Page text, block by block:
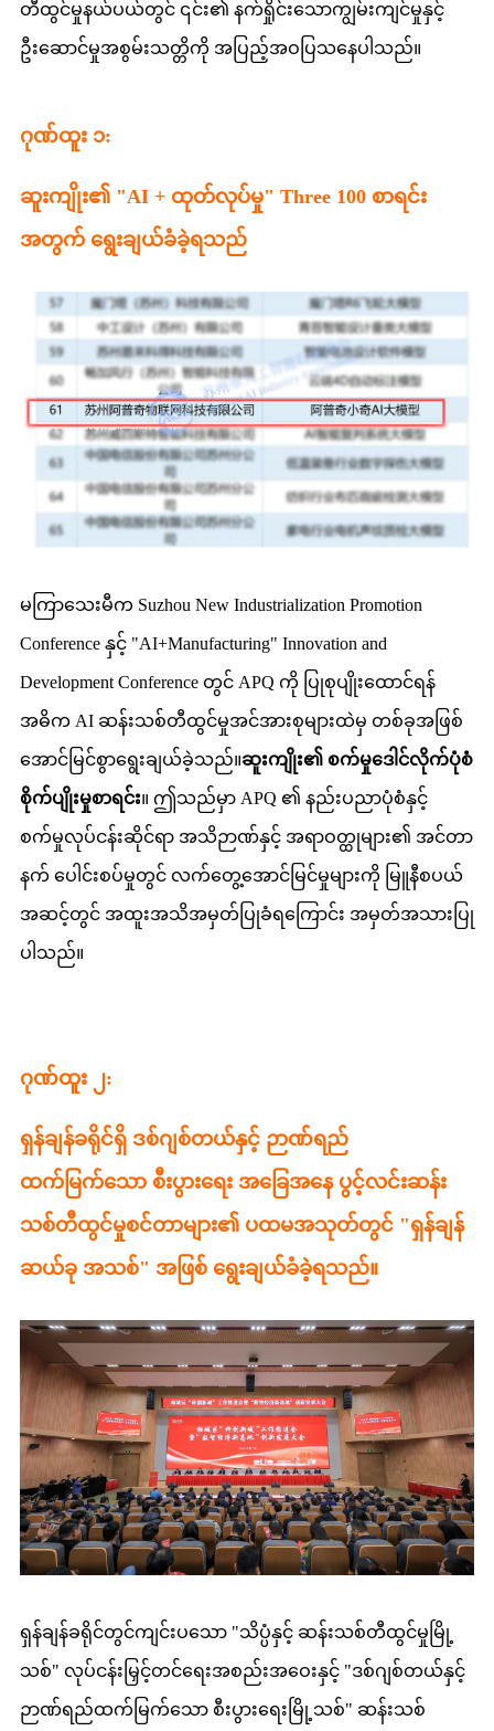
တီထွင်မှုနယ်ပယ်တွင် ၎င်း၏ နက်ရှိုင်းသောကျွမ်းကျင်မှုနှင့်
ဦးဆောင်မှုအစွမ်းသတ္တိကို အပြည့်အဝပြသနေပါသည်။
ဂုဏ်ထူး ၁:
ဆူးကျိုး၏ "AI + ထုတ်လုပ်မှု" Three 100 စာရင်း
အတွက် ရွေးချယ်ခံခဲ့ရသည်
မကြာသေးမီက Suzhou New Industrialization Promotion
Conference နှင့် "AI+Manufacturing" Innovation and
Development Conference တွင် APQ ကို ပြုစုပျိုးထောင်ရန်
အဓိက AI ဆန်းသစ်တီထွင်မှုအင်အားစုများထဲမှ တစ်ခုအဖြစ်
အောင်မြင်စွာရွေးချယ်ခဲ့သည်။ဆူးကျိုး၏ စက်မှုဒေါင်လိုက်ပုံစံ
စိုက်ပျိုးမှုစာရင်း။ ဤသည်မှာ APQ ၏ နည်းပညာပုံစံနှင့်
စက်မှုလုပ်ငန်းဆိုင်ရာ အသိဉာဏ်နှင့် အရာဝတ္ထုများ၏ အင်တာ
နက် ပေါင်းစပ်မှုတွင် လက်တွေ့အောင်မြင်မှုများကို မြူနီစပယ်
အဆင့်တွင် အထူးအသိအမှတ်ပြုခံရကြောင်း အမှတ်အသားပြု
ပါသည်။
ဂုဏ်ထူး ၂:
ရှန်ချန်ခရိုင်ရှိ ဒစ်ဂျစ်တယ်နှင့် ဉာဏ်ရည်
ထက်မြက်သော စီးပွားရေး အခြေအနေ ပွင့်လင်းဆန်း
သစ်တီထွင်မှုစင်တာများ၏ ပထမအသုတ်တွင် "ရှန်ချန်
ဆယ်ခု အသစ်" အဖြစ် ရွေးချယ်ခံခဲ့ရသည်။
ရှန်ချန်ခရိုင်တွင်ကျင်းပသော "သိပ္ပံနှင့် ဆန်းသစ်တီထွင်မှုမြို့
သစ်" လုပ်ငန်းမြှင့်တင်ရေးအစည်းအဝေးနှင့် "ဒစ်ဂျစ်တယ်နှင့်
ဉာဏ်ရည်ထက်မြက်သော စီးပွားရေးမြို့သစ်" ဆန်းသစ်